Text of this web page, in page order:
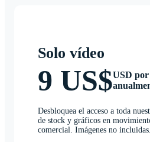
Solo vídeo
9 US$USD por
Desbloquea el acceso a toda
de stock y gráficos en
comercial. Imágenes no incluidas.